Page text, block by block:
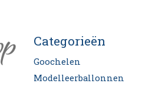
Categorieën
Goochelen
Modelleerballonnen